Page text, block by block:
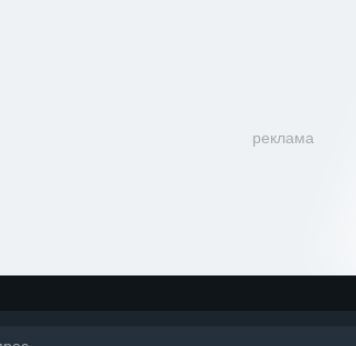
реклама